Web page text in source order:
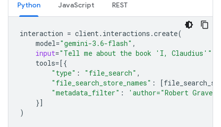
Python JavaScript REST
interaction = client. interactions .create(
model="gemini-3.6-flash" ,
input="Tell me about the book 'I, Claudius'"
tools=[{
"type" : "file_search" ,
"file_search_store_names" : [
"metadata_filter" :
'author="Robert
}]
)